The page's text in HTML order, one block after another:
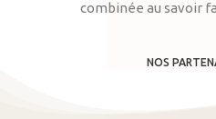
combinée au savoir
NOS